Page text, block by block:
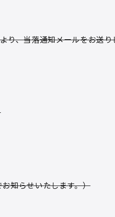
り、当落通知メールをお送り
知らせいたします。）